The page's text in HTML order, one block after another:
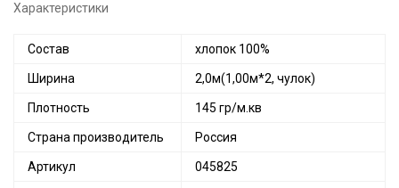
Характеристики
Состав хлопок 100%
Ширина 2,0м(1,00м*2, чулок)
Плотность 145 гр/м.кв
Страна производитель Россия
Артикул 045825